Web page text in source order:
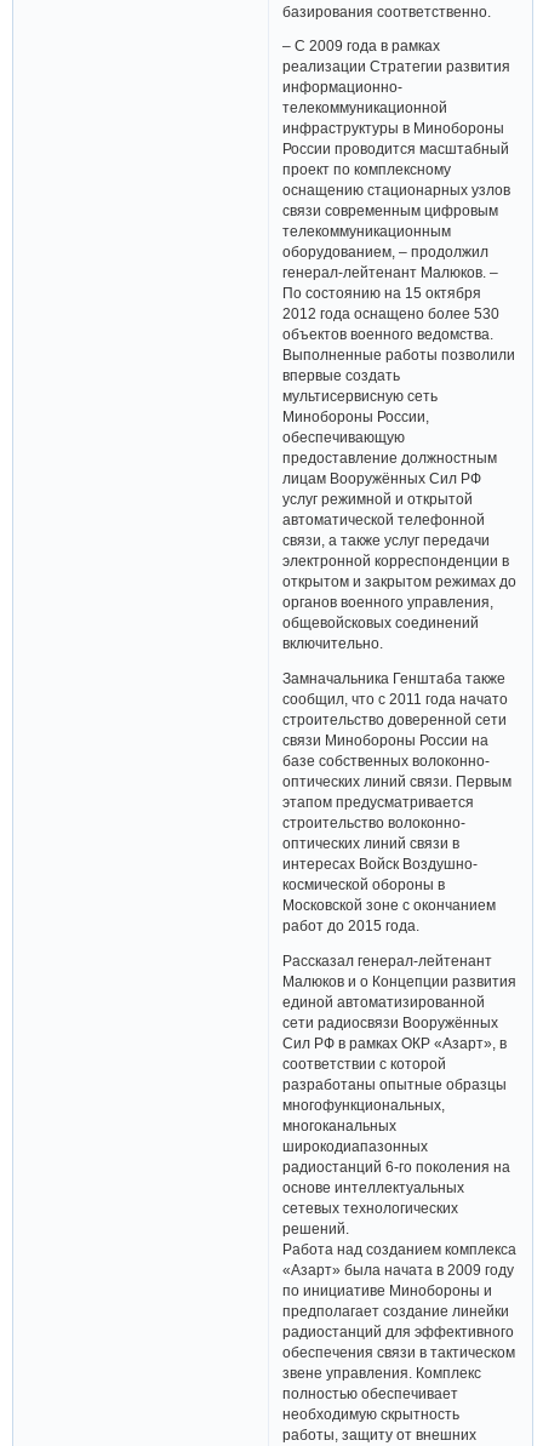
базирования соответственно.
– С 2009 года в рамках
реализации Стратегии развития
информационно-
телекоммуникационной
инфраструктуры в Минобороны
России проводится масштабный
проект по комплексному
оснащению стационарных узлов
связи современным цифровым
телекоммуникационным
оборудованием, – продолжил
генерал-лейтенант Малюков. –
По состоянию на 15 октября
2012 года оснащено более 530
объектов военного ведомства.
Выполненные работы позволили
впервые создать
мультисервисную сеть
Минобороны России,
обеспечивающую
предоставление должностным
лицам Вооружённых Сил РФ
услуг режимной и открытой
автоматической телефонной
связи, а также услуг передачи
электронной корреспонденции в
открытом и закрытом режимах до
органов военного управления,
общевойсковых соединений
включительно.
Замначальника Генштаба также
сообщил, что с 2011 года начато
строительство доверенной сети
связи Минобороны России на
базе собственных волоконно-
оптических линий связи. Первым
этапом предусматривается
строительство волоконно-
оптических линий связи в
интересах Войск Воздушно-
космической обороны в
Московской зоне с окончанием
работ до 2015 года.
Рассказал генерал-лейтенант
Малюков и о Концепции развития
единой автоматизированной
сети радиосвязи Вооружённых
Сил РФ в рамках ОКР «Азарт», в
соответствии с которой
разработаны опытные образцы
многофункциональных,
многоканальных
широкодиапазонных
радиостанций 6-го поколения на
основе интеллектуальных
сетевых технологических
решений.
Работа над созданием комплекса
«Азарт» была начата в 2009 году
по инициативе Минобороны и
предполагает создание линейки
радиостанций для эффективного
обеспечения связи в тактическом
звене управления. Комплекс
полностью обеспечивает
необходимую скрытность
работы, защиту от внешних